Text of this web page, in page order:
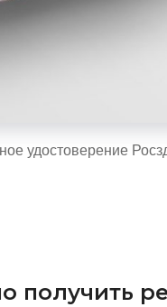
удостоверение
получить